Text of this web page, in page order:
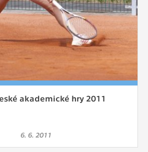
akademické hry 2011
6. 6. 2011